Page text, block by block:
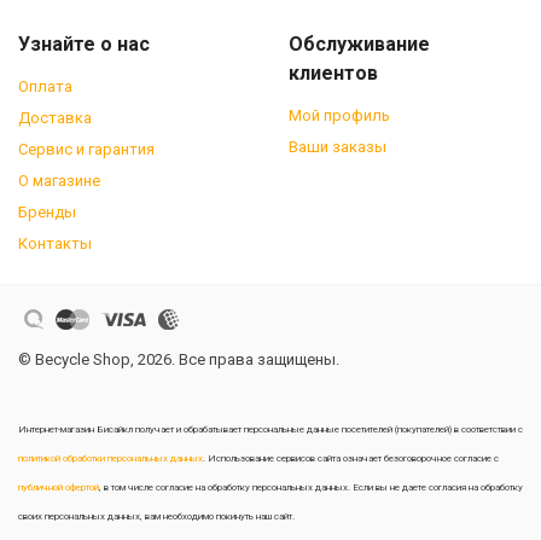
Узнайте о нас
Оплата
Доставка
Сервис и гарантия
О магазине
Бренды
Контакты
Обслуживание
клиентов
Мой профиль
Ваши заказы
© Becycle Shop, 2026. Все права защищены.
Интернет-магазин Бисайкл получает и обрабатывает персональные данные посетителей (покупателей) в соответствии с
политикой обработки персональных данных. Использование сервисов сайта означает безоговорочное согласие с
публичной офертой, в том числе согласие на обработку персональных данных. Если вы не даете согласия на обработку
своих персональных данных, вам необходимо покинуть наш сайт.